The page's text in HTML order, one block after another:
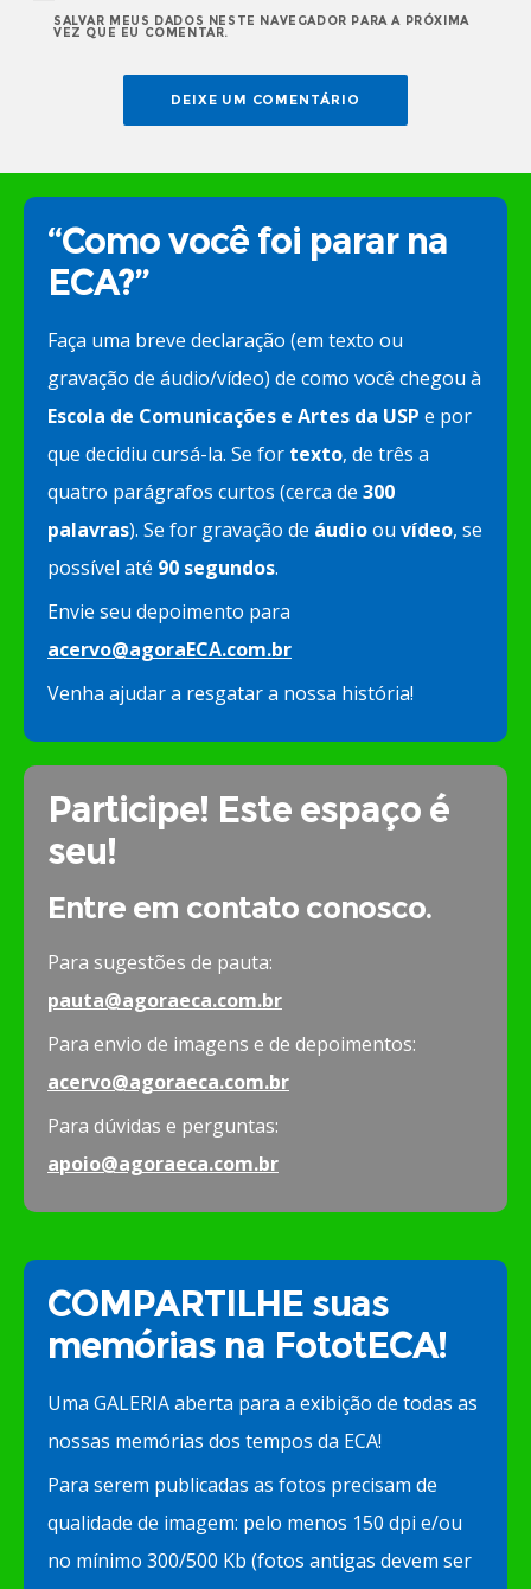
SALVAR MEUS DADOS NESTE NAVEGADOR PARA A PRÓXIMA
VEZ QUE EU COMENTAR.
“Como você foi parar na
ECA?”
Faça uma breve declaração (em texto ou
gravação de áudio/vídeo) de como você chegou à
Escola de Comunicações e Artes da USP e por
que decidiu cursá-la. Se for texto, de três a
quatro parágrafos curtos (cerca de 300
palavras). Se for gravação de áudioou vídeo, se
possível até 90 segundos.
Envie seu depoimento para
acervo@agoraECA.com.br
Venha ajudar a resgatar a nossa história!
Participe! Este espaço é
seu!
Entre em contato conosco.
Para sugestões de pauta:
pauta@agoraeca.com.br
Para envio de imagens e de depoimentos:
acervo@agoraeca.com.br
Para dúvidas e perguntas:
apoio@agoraeca.com.br
COMPARTILHE suas
memórias na FototECA!
Uma GALERIA aberta para a exibição de todas as
nossas memórias dos tempos da ECA!
Para serem publicadas as fotos precisam de
qualidade de imagem: pelo menos 150 dpi e/ou
no mínimo 300/500 Kb (fotos antigas devem ser